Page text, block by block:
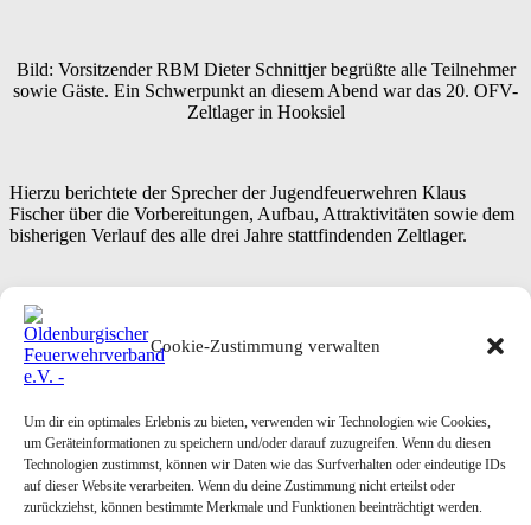
Cookie-Zustimmung verwalten
Um dir ein optimales Erlebnis zu bieten, verwenden wir Technologien wie Cookies,
um Geräteinformationen zu speichern und/oder darauf zuzugreifen. Wenn du diesen
Technologien zustimmst, können wir Daten wie das Surfverhalten oder eindeutige IDs
auf dieser Website verarbeiten. Wenn du deine Zustimmung nicht erteilst oder
zurückziehst, können bestimmte Merkmale und Funktionen beeinträchtigt werden.
Bild: Vorsitzender RBM Dieter Schnittjer begrüßte alle Teilnehmer
sowie Gäste. Ein Schwerpunkt an diesem Abend war das 20. OFV-
Zeltlager in Hooksiel
Hierzu berichtete der Sprecher der Jugendfeuerwehren Klaus
Fischer über die Vorbereitungen, Aufbau, Attraktivitäten sowie dem
bisherigen Verlauf des alle drei Jahre stattfindenden Zeltlager.
Anschließend fuhren die Vorstandsmitglieder ins Zeltlager, um an
der Verleihung des Aktivitätenpreises teil zu nehmen.
Text & Bilder: Ulf Masemann
Please follow and like us:
Posted inOFV TaggedOFV Vorstandssitzung
Post
navigation
07.07.2019 – Tag zwei im OFV-Zeltlager in Hooksiel→
←08.07.2019 – Tag 3 im OFV-Zeltlager, Aktivitätenpreis verliehen